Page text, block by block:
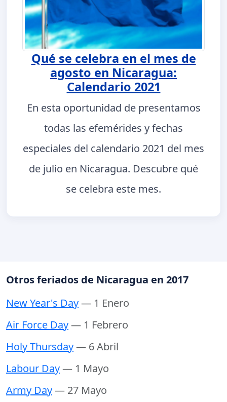
Qué se celebra en el mes de
agosto en Nicaragua:
Calendario 2021
En esta oportunidad de presentamos
todas las efemérides y fechas
especiales del calendario 2021 del mes
de julio en Nicaragua. Descubre qué
se celebra este mes.
Otros feriados de Nicaragua en 2017
New Year's Day— 1 Enero
Air Force Day— 1 Febrero
Holy Thursday— 6 Abril
Labour Day— 1 Mayo
Army Day— 27 Mayo